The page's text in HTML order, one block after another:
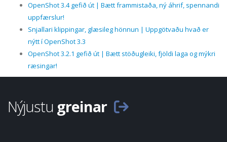
OpenShot 3.4 gefið út | Bætt frammistaða, ný áhrif, spennandi
uppfærslur!
Snjallari klippingar, glæsileg hönnun | Uppgötvaðu hvað er
nýtt í OpenShot 3.3
OpenShot 3.2.1 gefið út | Bætt stöðugleiki, fjöldi laga og mýkri
ræsingar!
Nýjustu greinar